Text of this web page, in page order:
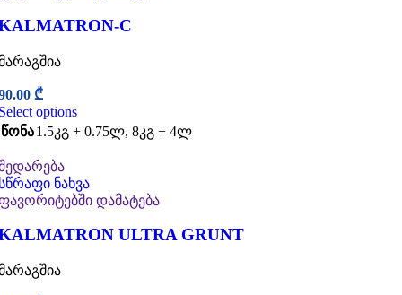
C
₾
options
წონა1.5კგ + 0.75ლ, 8კგ + 4ლ
ნახვა
დამატება
ULTRA GRUNT